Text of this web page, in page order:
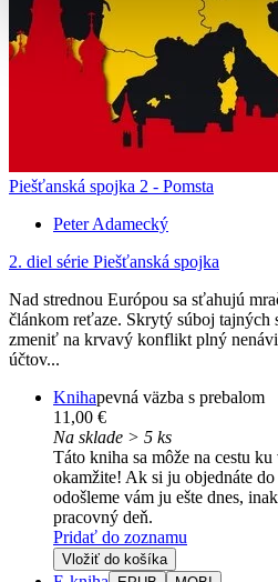
Piešťanská spojka 2 - Pomsta
Peter Adamecký
2. diel série Piešťanská spojka
Nad strednou Európou sa sťahujú
článkom reťaze. Skrytý súboj
zmeniť na krvavý konflikt plný
účtov...
Knihapevná väzba s prebalom
11,00 €
Na sklade > 5 ks
Táto kniha sa môže na cestu
okamžite! Ak si ju objednáte
odošleme vám ju ešte dnes,
pracovný deň.
Pridať do zoznamu
Vložiť do košíka